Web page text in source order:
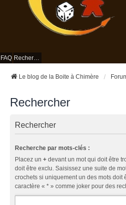
FAQ Rechercher
Le blog de la Boite à Chimère
Rechercher
Rechercher
Recherche par mots-clés :
Placez un + devant un mot qui doit être
doit être exclu. Saisissez une suite de
crochets si uniquement un des mots doit
caractère « * » comme joker pour des